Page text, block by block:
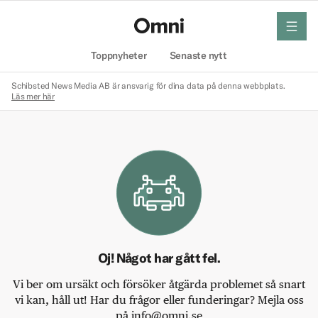
Toppnyheter Senaste nytt
meny
Schibsted News Media AB är ansvarig för dina data på denna webbplats.
Läs mer här
Oj! Något har gått fel.
Vi ber om ursäkt och försöker åtgärda problemet så snart
vi kan, håll ut! Har du frågor eller funderingar? Mejla oss